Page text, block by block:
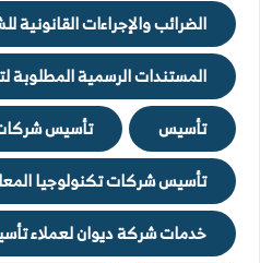
الضرائب والإجراءات
المستندات الرسمية المطلوبة
تأسيس
تأسيس
تأسيس شركات تكنولوجيا
خدمات شركة ديوان لعملاء